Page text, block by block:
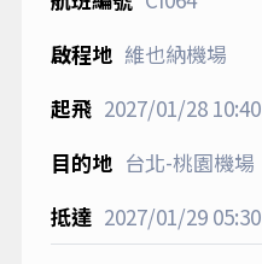
維也納機場
2027/01/2810:40
台北-桃園機場
2027/01/2905:30